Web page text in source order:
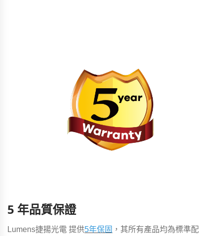
5 年品質保證
Lumens捷揚光電 提供5年保固 ，其所有產品均為標準配